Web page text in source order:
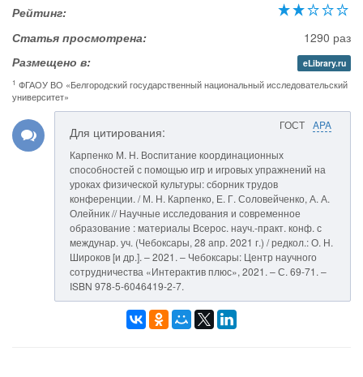
Рейтинг:
Статья просмотрена:
1290 раз
Размещено в:
eLibrary.ru
1 ФГАОУ ВО «Белгородский государственный национальный исследовательский
университет»
ГОСТ APA
Для цитирования:
Карпенко М. Н. Воспитание координационных
способностей с помощью игр и игровых упражнений на
уроках физической культуры: сборник трудов
конференции. / М. Н. Карпенко, Е. Г. Соловейченко, А. А.
Олейник // Научные исследования и современное
образование : материалы Всерос. науч.-практ. конф. с
междунар. уч. (Чебоксары, 28 апр. 2021 г.) / редкол.: О. Н.
Широков [и др.]. – 2021. – Чебоксары: Центр научного
сотрудничества «Интерактив плюс», 2021. – С. 69-71. –
ISBN 978-5-6046419-2-7.